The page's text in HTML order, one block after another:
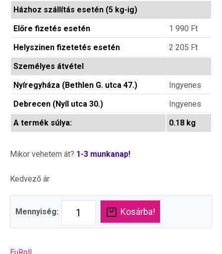
Házhoz szállítás esetén (5 kg-ig)
Előre fizetés esetén
1 990 Ft
Helyszinen fizetetés esetén
2 205 Ft
Személyes átvétel
Nyíregyháza (Bethlen G. utca 47.)
Ingyenes
Debrecen (Nyíl utca 30.)
Ingyenes
A termék súlya:
0.18 kg
Mikor vehetem át? 1-3 munkanap!
Kedvező ár
Mennyiség: Kosárba!